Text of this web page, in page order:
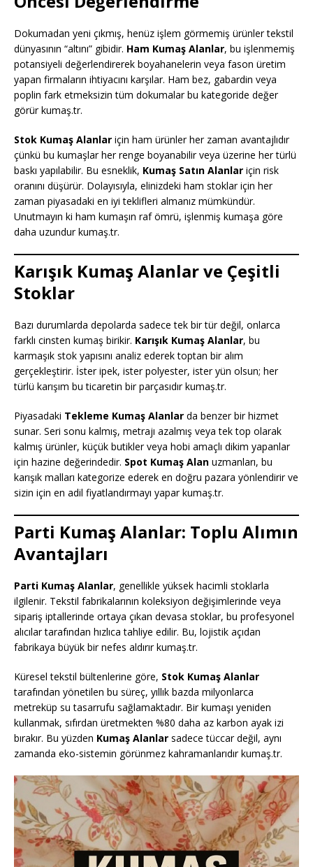
Dokumadan yeni çıkmış, henüz işlem görmemiş ürünler tekstil
dünyasının “altını” gibidir. Ham Kumaş Alanlar, bu işlenmemiş
potansiyeli değerlendirerek boyahanelerin veya fason üretim
yapan firmaların ihtiyacını karşılar. Ham bez, gabardin veya
poplin fark etmeksizin tüm dokumalar bu kategoride değer
görür kumaş.tr.
Stok Kumaş Alanlar için ham ürünler her zaman avantajlıdır
çünkü bu kumaşlar her renge boyanabilir veya üzerine her türlü
baskı yapılabilir. Bu esneklik, Kumaş Satın Alanlar için risk
oranını düşürür. Dolayısıyla, elinizdeki ham stoklar için her
zaman piyasadaki en iyi teklifleri almanız mümkündür.
Unutmayın ki ham kumaşın raf ömrü, işlenmiş kumaşa göre
daha uzundur kumaş.tr.
Karışık Kumaş Alanlar ve Çeşitli
Stoklar
Bazı durumlarda depolarda sadece tek bir tür değil, onlarca
farklı cinsten kumaş birikir. Karışık Kumaş Alanlar, bu
karmaşık stok yapısını analiz ederek toptan bir alım
gerçekleştirir. İster ipek, ister polyester, ister yün olsun; her
türlü karışım bu ticaretin bir parçasıdır kumaş.tr.
Piyasadaki Tekleme Kumaş Alanlar da benzer bir hizmet
sunar. Seri sonu kalmış, metrajı azalmış veya tek top olarak
kalmış ürünler, küçük butikler veya hobi amaçlı dikim yapanlar
için hazine değerindedir. Spot Kumaş Alan uzmanları, bu
karışık malları kategorize ederek en doğru pazara yönlendirir ve
sizin için en adil fiyatlandırmayı yapar kumaş.tr.
Parti Kumaş Alanlar: Toplu Alımın
Avantajları
Parti Kumaş Alanlar, genellikle yüksek hacimli stoklarla
ilgilenir. Tekstil fabrikalarının koleksiyon değişimlerinde veya
sipariş iptallerinde ortaya çıkan devasa stoklar, bu profesyonel
alıcılar tarafından hızlıca tahliye edilir. Bu, lojistik açıdan
fabrikaya büyük bir nefes aldırır kumaş.tr.
Küresel tekstil bültenlerine göre, Stok Kumaş Alanlar
tarafından yönetilen bu süreç, yıllık bazda milyonlarca
metreküp su tasarrufu sağlamaktadır. Bir kumaşı yeniden
kullanmak, sıfırdan üretmekten %80 daha az karbon ayak izi
bırakır. Bu yüzden Kumaş Alanlar sadece tüccar değil, aynı
zamanda eko-sistemin görünmez kahramanlarıdır kumaş.tr.